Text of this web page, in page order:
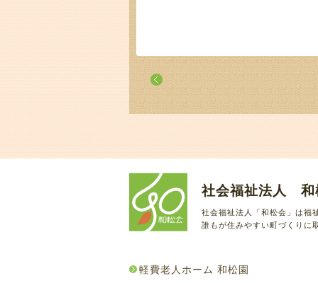
社会福祉法人 和
社会福祉法人「和松会」は福
誰もが住みやすい町づくりに
軽費老人ホーム 和松園